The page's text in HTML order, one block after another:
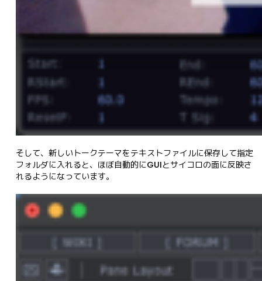
そして、新しいトークテーマをテキストファイルに保存して指定
フォルダに入れると、ほぼ自動的にGUIとサイコロの面に反映さ
れるようになっています。